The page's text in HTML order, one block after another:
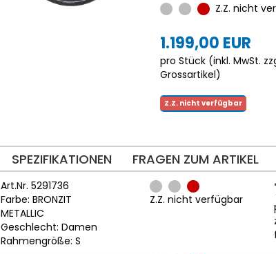
Z.Z. nicht
1.199,00 EUR
pro Stück (inkl. MwSt.
Grossartikel)
Z.Z. nicht verfügbar
SPEZIFIKATIONEN FRAGEN ZUM ARTIKEL
Art.Nr. 5291736
Farbe: BRONZIT
METALLIC
Geschlecht: Damen
Rahmengröße: S
Z.Z. nicht verfügbar